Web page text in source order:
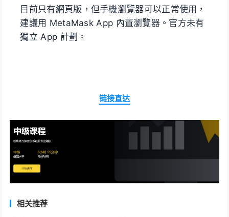
目前只有網頁版，但手機瀏覽器可以正常使用，
建議用 MetaMask App 內置瀏覽器。官方未有
獨立 App 計劃。
链接直达
相关推荐